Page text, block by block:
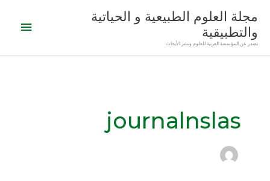
المحتوى
مجلة العلوم الطبيعية و الحياتية
والتطبيقية
تصدر عن المؤسسة العربية للعلوم ونشر الأبحاث
journalnslas